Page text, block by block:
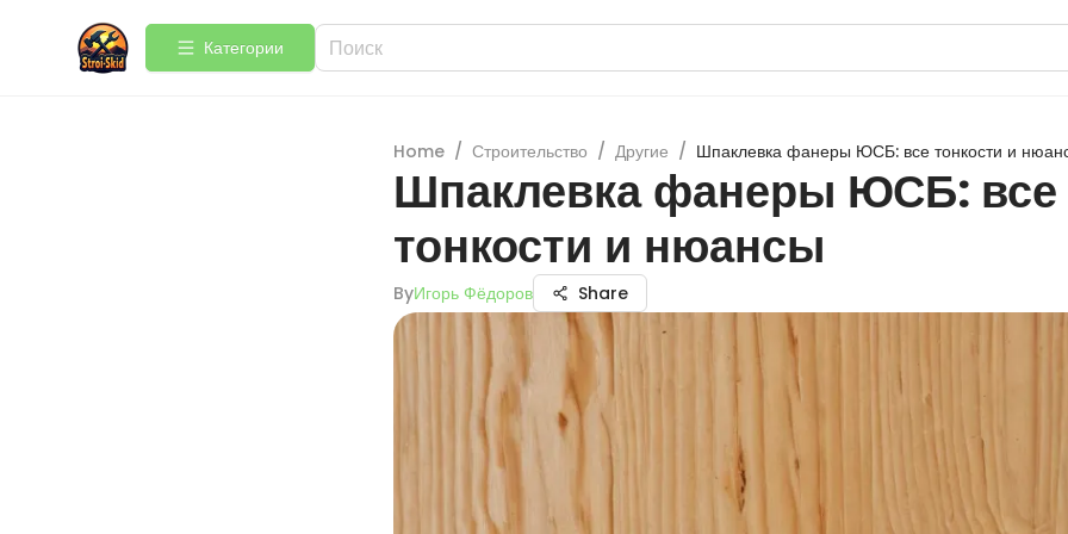
Категории
Home / Строительство / Другие / Шпаклевка фанеры ЮСБ: все тонкости и
Шпаклевка фанеры ЮСБ: все
тонкости и нюансы
ByИгорь Фёдоров Share